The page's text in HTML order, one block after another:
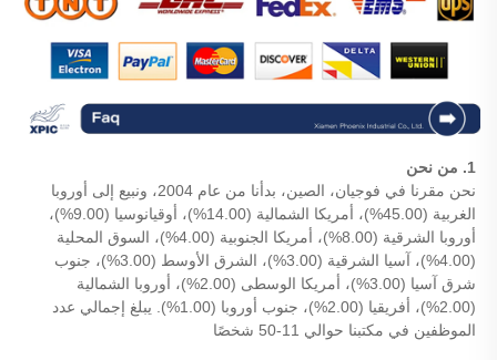
1. من نحن
نحن مقرنا في فوجيان، الصين، بدأنا من عام 2004، ونبيع إلى أوروبا
الغربية (45.00%)، أمريكا الشمالية (14.00%)، أوقيانوسيا (9.00%)،
أوروبا الشرقية (8.00%)، أمريكا الجنوبية (4.00%)، السوق المحلية
(4.00%)، آسيا الشرقية (3.00%)، الشرق الأوسط (3.00%)، جنوب
شرق آسيا (3.00%)، أمريكا الوسطى (2.00%)، أوروبا الشمالية
(2.00%)، أفريقيا (2.00%)، جنوب أوروبا (1.00%). يبلغ إجمالي عدد
الموظفين في مكتبنا حوالي 11-50 شخصًا